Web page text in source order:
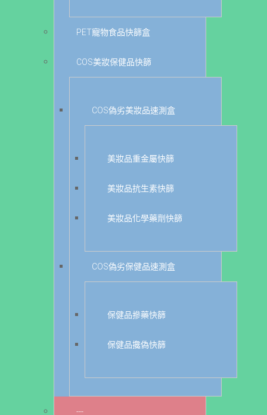
PET寵物食品快篩盒
COS美妝保健品快篩
COS偽劣美妝品速測盒
美妝品重金屬快篩
美妝品抗生素快篩
美妝品化學藥劑快篩
COS偽劣保健品速測盒
保健品摻藥快篩
保健品攙偽快篩
---